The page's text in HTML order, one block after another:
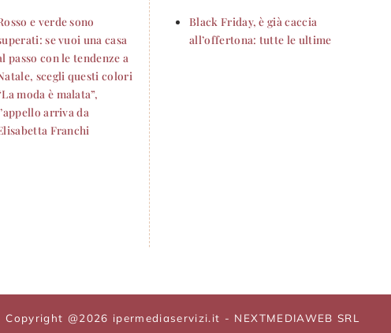
e verde sono
se vuoi una casa
passo con le tendenze a
scegli questi colori
moda è malata”,
arriva da
Franchi
Black Friday, è già caccia
all’offertona: tutte le ultime
Copyright @2026 ipermediaservizi.it - NEXTMEDIAWEB SRL